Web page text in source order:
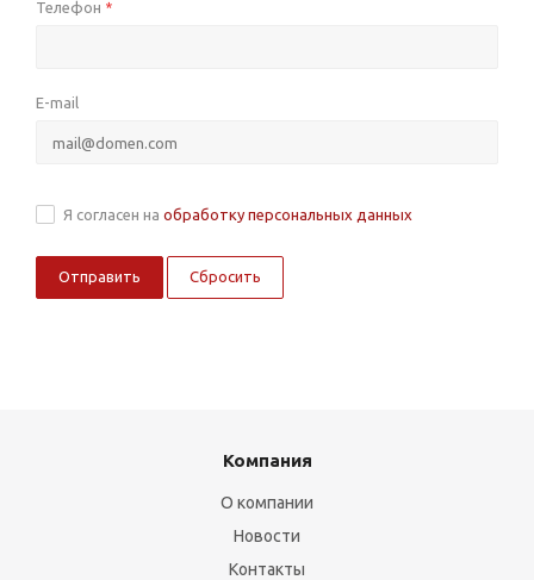
Телефон *
E-mail
Я согласен на обработку персональных данных
Сбросить
Компания
О компании
Новости
Контакты